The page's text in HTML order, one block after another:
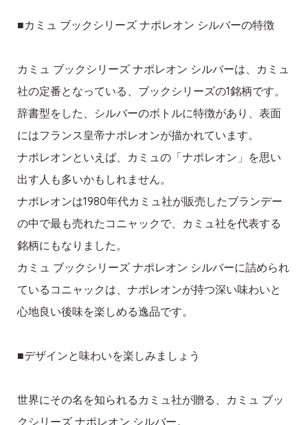
■カミュ ブックシリーズ ナポレオン シルバーの特徴
カミュ ブックシリーズ ナポレオン シルバーは、カミュ
社の定番となっている、ブックシリーズの1銘柄です。
辞書型をした、シルバーのボトルに特徴があり、表面
にはフランス皇帝ナポレオンが描かれています。
ナポレオンといえば、カミュの「ナポレオン」を思い
出す人も多いかもしれません。
ナポレオンは1980年代カミュ社が販売したブランデー
の中で最も売れたコニャックで、カミュ社を代表する
銘柄にもなりました。
カミュ ブックシリーズ ナポレオン シルバーに詰められ
ているコニャックは、ナポレオンが持つ深い味わいと
心地良い後味を楽しめる逸品です。
■デザインと味わいを楽しみましょう
世界にその名を知られるカミュ社が贈る、カミュ ブッ
クシリーズ ナポレオン シルバー。